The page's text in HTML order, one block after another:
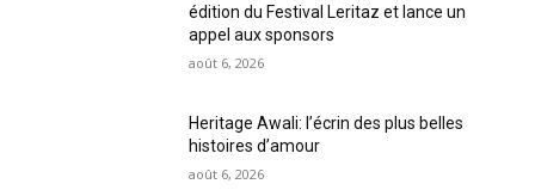
édition du Festival Leritaz et lance un
appel aux sponsors
août 6, 2026
Heritage Awali: l’écrin des plus belles
histoires d’amour
août 6, 2026